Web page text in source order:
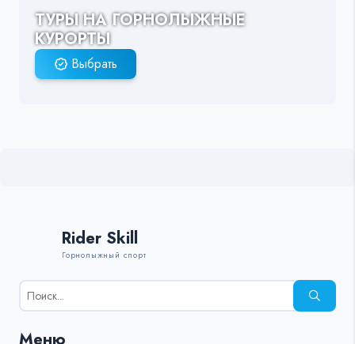
ТУРЫ НА ГОРНОЛЫЖНЫЕ
КУРОРТЫ
Выбрать
Rider Skill
Горнолыжный спорт
Результаты
поиска
%s: